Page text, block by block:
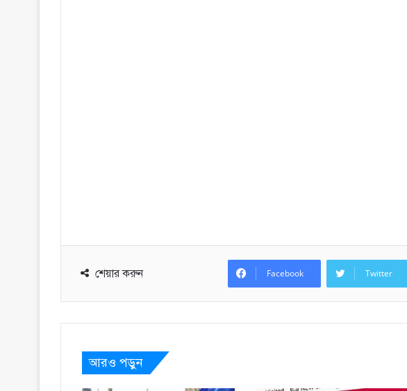
শেয়ার করুন Facebook Twitter
আরও পড়ুন